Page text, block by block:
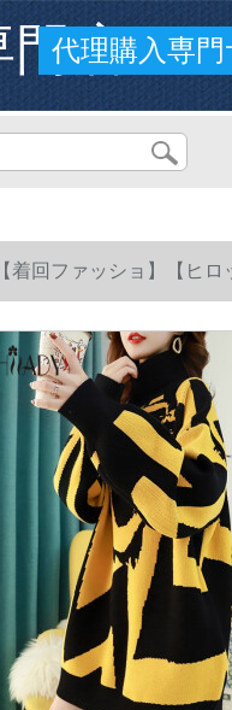
店
代理購入専門
着回ファッショ】【ヒ
す。